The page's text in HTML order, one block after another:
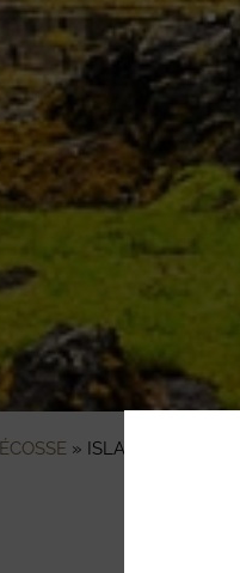
ÉCOSSE» ISLAY